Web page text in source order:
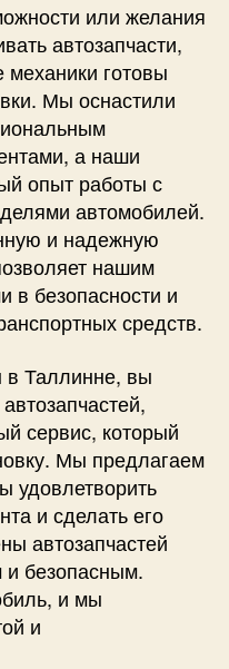
или желания
автозапчасти,
готовы
Мы оснастили
а наши
опыт работы с
автомобилей.
и надежную
нашим
в безопасности и
средств.
в Таллинне, вы
сервис, который
Мы предлагаем
удовлетворить
и сделать его
автозапчастей
безопасным.
и мы
и